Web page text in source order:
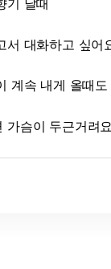
기 날때
대화하고 싶어
계속 내게 올때도
가슴이 두근거려